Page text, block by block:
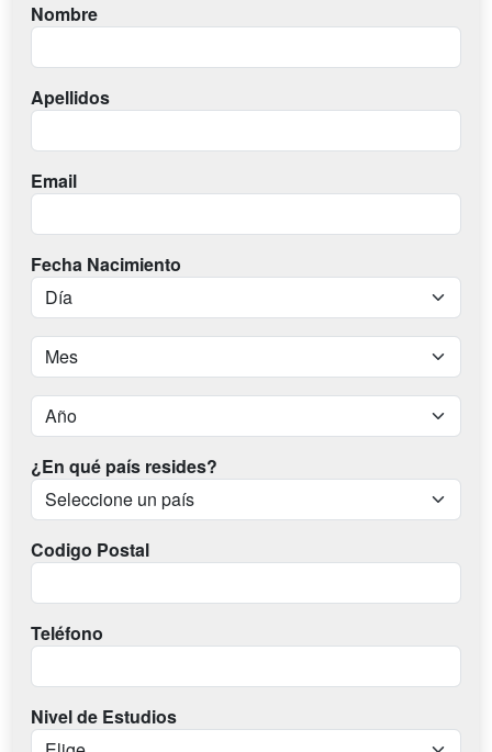
Nombre
Apellidos
Email
Fecha Nacimiento
¿En qué país resides?
Codigo Postal
Teléfono
Nivel de Estudios